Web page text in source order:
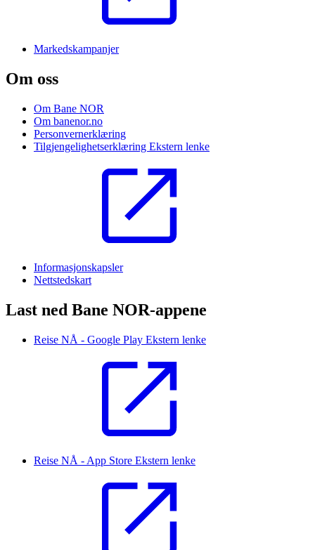
Markedskampanjer
Om oss
Om Bane NOR
Om banenor.no
Personvernerklæring
Tilgjengelighetserklæring Ekstern lenke
Informasjonskapsler
Nettstedskart
Last ned Bane NOR-appene
Reise NÅ - Google Play Ekstern lenke
Reise NÅ - App Store Ekstern lenke